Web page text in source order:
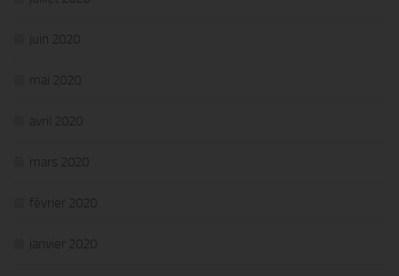
juin 2020
mai 2020
avril 2020
mars 2020
février 2020
janvier 2020